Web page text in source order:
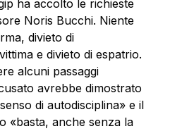
ha accolto le richieste
Noris Bucchi. Niente
divieto di
e divieto di espatrio.
alcuni passaggi
avrebbe dimostrato
di autodisciplina» e il
«basta, anche senza la